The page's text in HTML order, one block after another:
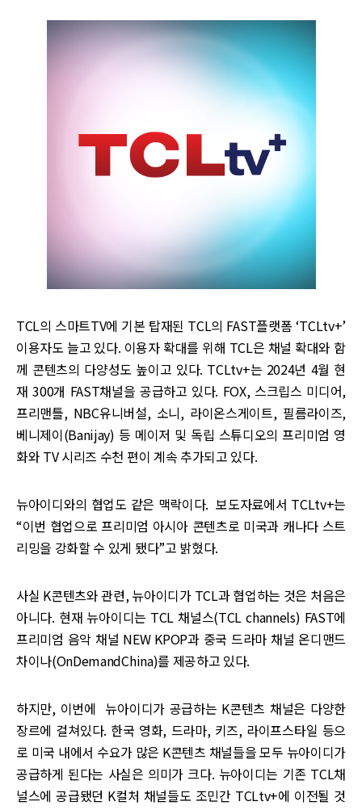
TCL의 스마트TV에 기본 탑재된 TCL의 FAST플랫폼 ‘TCLtv+’
이용자도 늘고 있다. 이용자 확대를 위해 TCL은 채널 확대와 함
께 콘텐츠의 다양성도 높이고 있다. TCLtv+는 2024년 4월 현
재 300개 FAST채널을 공급하고 있다. FOX, 스크립스 미디어,
프리맨틀, NBC유니버설, 소니, 라이온스게이트, 필름라이즈,
베니제이(Banijay) 등 메이저 및 독립 스튜디오의 프리미엄 영
화와 TV 시리즈 수천 편이 계속 추가되고 있다.
뉴아이디와의 협업도 같은 맥락이다. 보도자료에서 TCLtv+는
“이번 협업으로 프리미엄 아시아 콘텐츠로 미국과 캐나다 스트
리밍을 강화할 수 있게 됐다”고 밝혔다.
사실 K콘텐츠와 관련, 뉴아이디가 TCL과 협업하는 것은 처음은
아니다. 현재 뉴아이디는 TCL 채널스(TCL channels) FAST에
프리미엄 음악 채널 NEW KPOP과 중국 드라마 채널 온디맨드
차이나(OnDemandChina)를 제공하고 있다.
하지만, 이번에 뉴아이디가 공급하는 K콘텐츠 채널은 다양한
장르에 걸쳐있다. 한국 영화, 드라마, 키즈, 라이프스타일 등으
로 미국 내에서 수요가 많은 K콘텐츠 채널들을 모두 뉴아이디가
공급하게 된다는 사실은 의미가 크다. 뉴아이디는 기존 TCL채
널스에 공급됐던 K컬처 채널들도 조민간 TCLtv+에 이전될 것